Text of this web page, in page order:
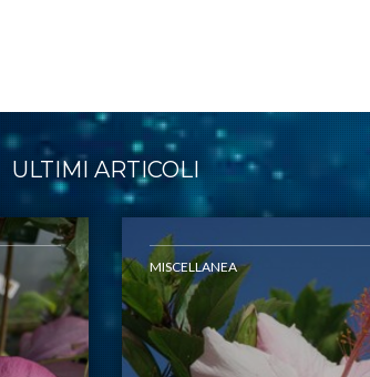
ULTIMI ARTICOLI
MISCELLANEA